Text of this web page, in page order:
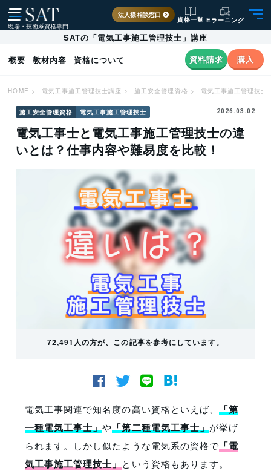
現場・技術系資格専門
法人様相談窓口
資格一覧 Eラーニング
SATの「電気工事施工管理技士」講座
概要
教材内容 資格について 資料請求 購入
HOME > 電気工事施工管理技士講座 > 施工安全管理資格 > 電気工事施工管理技士
施工安全管理資格 電気工事施工管理技士 2026.03.02
電気工事士と電気工事施工管理技士の違
いとは？仕事内容や難易度を比較！
72,491人の方が、この記事を参考にしています。
電気工事関連で知名度の高い資格といえば、 「第
一種電気工事士」や「第二種電気工事士」が挙げ
られます。しかし似たような電気系の資格で「電
気工事施工管理技士」という資格もあります。